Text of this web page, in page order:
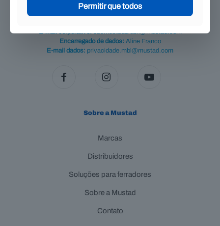
Estr. União e Indústria, 15500 Itaipava – Petrópolis RJ, 25750-
E-mail corporativo: sacmustadbrasil@mustad.com
Encarregado de dados: Aline Franco
E-mail dados: privacidade.mbl@mustad.com
Sobre a Mustad
Marcas
Distribuidores
Soluções para ferradores
Sobre a Mustad
Contato
Permitir que todos